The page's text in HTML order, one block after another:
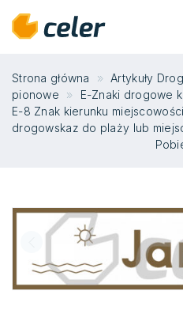
Strona główna Artykuły
pionowe
E-Znaki drogowe
E-8 Znak kierunku
drogowskaz do plaży lub